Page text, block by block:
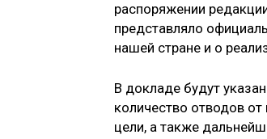
распоряжении
представляло
нашей стране и о
В докладе будут
количество отводов
цели, а также